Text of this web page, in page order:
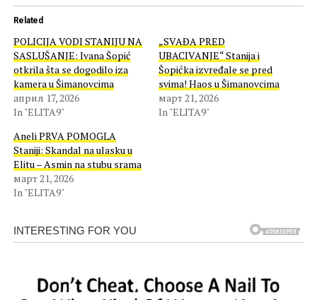
Related
POLICIJA VODI STANIJU NA
SASLUŠANJE: Ivana Šopić
otkrila šta se dogodilo iza
kamera u Šimanovcima
април 17, 2026
In "ELITA9"
„SVAĐA PRED
UBACIVANJE“ Stanija i
Šopićka izvređale se pred
svima! Haos u Šimanovcima
март 21, 2026
In "ELITA9"
Aneli PRVA POMOGLA
Staniji: Skandal na ulasku u
Elitu – Asmin na stubu srama
март 21, 2026
In "ELITA9"